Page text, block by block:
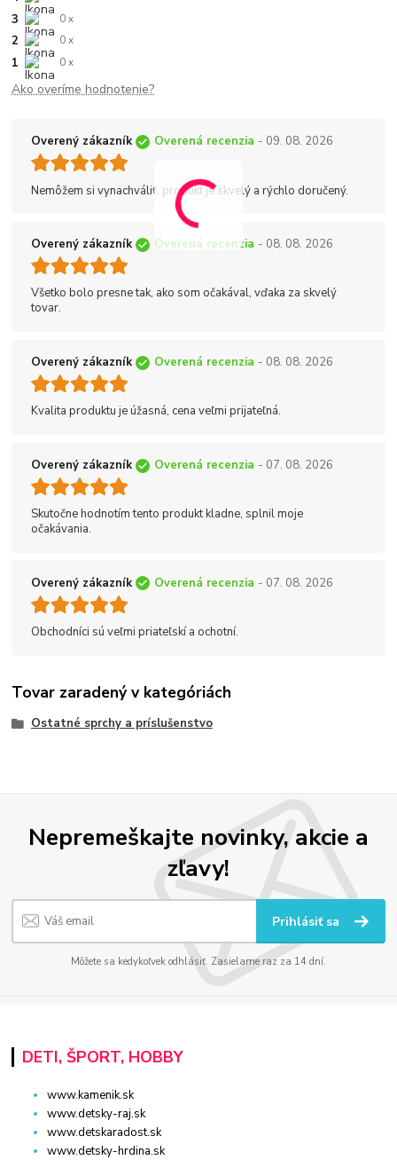
3 0 x
2 0 x
1 0 x
Ako overíme hodnotenie?
Overený zákazník Overená recenzia - 09. 08. 2026
Nemôžem si vynachváliť, produkt je skvelý a rýchlo doručený.
Overený zákazník Overená recenzia - 08. 08. 2026
Všetko bolo presne tak, ako som očakával, vďaka za skvelý
tovar.
Overený zákazník Overená recenzia - 08. 08. 2026
Kvalita produktu je úžasná, cena veľmi prijateľná.
Overený zákazník Overená recenzia - 07. 08. 2026
Skutočne hodnotím tento produkt kladne, splnil moje
očakávania.
Overený zákazník Overená recenzia - 07. 08. 2026
Obchodníci sú veľmi priateľskí a ochotní.
Tovar zaradený v kategóriách
Ostatné sprchy a príslušenstvo
Nepremeškajte novinky, akcie a
zľavy!
Prihlásiť sa
Môžete sa kedykoľvek odhlásiť. Zasielame raz za 14 dní.
DETI, ŠPORT, HOBBY
www.kamenik.sk
www.detsky-raj.sk
www.detskaradost.sk
www.detsky-hrdina.sk